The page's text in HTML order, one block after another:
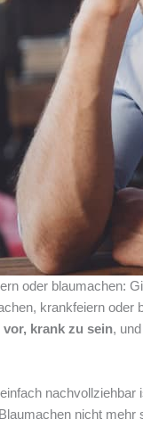
oder blaumachen:
krankfeiern oder
krank zu sein,
nicht